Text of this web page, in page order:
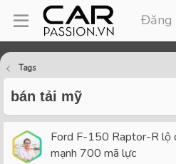
Đăng
Tags
bán tải mỹ
Ford F-150 Raptor-R lộ
mạnh 700 mã lực